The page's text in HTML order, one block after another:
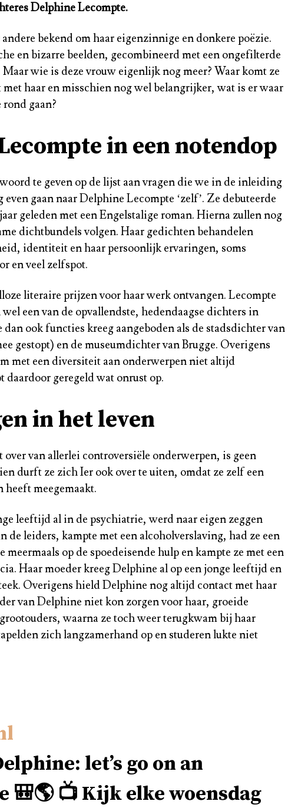
Delphine Lecompte.
bekend om haar eigenzinnige en donkere poëzie.
en bizarre beelden, gecombineerd met een ongefilterde
wie is deze vrouw eigenlijk nog meer? Waar komt ze
met haar en misschien nog wel belangrijker, wat is er waar
gaan?
in een notendop
te geven op de lijst aan vragen die we in de inleiding
gaan naar Delphine Lecompte ‘zelf’. Ze debuteerde
geleden met een Engelstalige roman. Hierna zullen nog
dichtbundels volgen. Haar gedichten behandelen
identiteit en haar persoonlijk ervaringen, soms
en veel zelfspot.
literaire prijzen voor haar werk ontvangen. Lecompte
een van de opvallendste, hedendaagse dichters in
dan ook functies kreeg aangeboden als de stadsdichter van
gestopt) en de museumdichter van Brugge. Overigens
met een diversiteit aan onderwerpen niet altijd
daardoor geregeld wat onrust op.
in het leven
van allerlei controversiële onderwerpen, is geen
durft ze zich Ier ook over te uiten, omdat ze zelf een
heeft meegemaakt.
leeftijd al in de psychiatrie, werd naar eigen zeggen
de leiders, kampte met een alcoholverslaving, had ze een
meermaals op de spoedeisende hulp en kampte ze met een
Haar moeder kreeg Delphine al op een jonge leeftijd en
Overigens hield Delphine nog altijd contact met haar
van Delphine niet kon zorgen voor haar, groeide
waarna ze toch weer terugkwam bij haar
zich langzamerhand op en studeren lukte niet
let’s go on an
🎒🌎 📺 Kijk elke woensdag